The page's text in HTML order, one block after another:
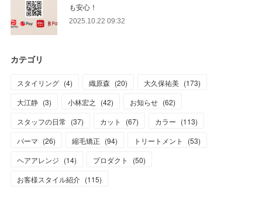
も安心！
2025.10.22 09:32
カテゴリ
スタイリング (4) 織原森 (20) 大久保祐美 (173)
大江静 (3) 小林宏之 (42) お知らせ (62)
スタッフの日常 (37) カット (67) カラー (113)
パーマ (26) 縮毛矯正 (94) トリートメント (53)
ヘアアレンジ (14) プロダクト (50)
お客様スタイル紹介 (115)